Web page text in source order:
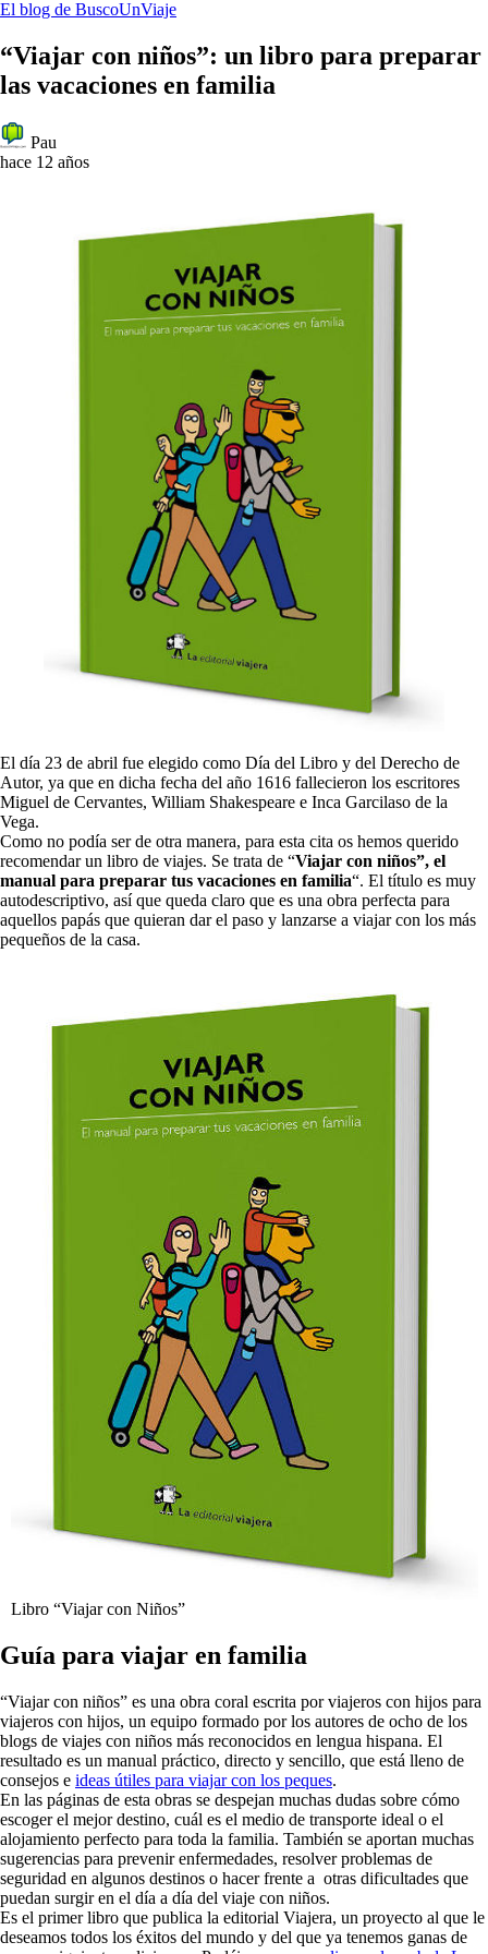
El blog de BuscoUnViaje
“Viajar con niños”: un libro para preparar
las vacaciones en familia
Pau
hace 12 años
El día 23 de abril fue elegido como Día del Libro y del Derecho de
Autor, ya que en dicha fecha del año 1616 fallecieron los escritores
Miguel de Cervantes, William Shakespeare e Inca Garcilaso de la
Vega.
Como no podía ser de otra manera, para esta cita os hemos querido
recomendar un libro de viajes. Se trata de “Viajar con niños”, el
manual para preparar tus vacaciones en familia“. El título es muy
autodescriptivo, así que queda claro que es una obra perfecta para
aquellos papás que quieran dar el paso y lanzarse a viajar con los más
pequeños de la casa.
Libro “Viajar con Niños”
Guía para viajar en familia
“Viajar con niños” es una obra coral escrita por viajeros con hijos para
viajeros con hijos, un equipo formado por los autores de ocho de los
blogs de viajes con niños más reconocidos en lengua hispana. El
resultado es un manual práctico, directo y sencillo, que está lleno de
consejos e ideas útiles para viajar con los peques.
En las páginas de esta obras se despejan muchas dudas sobre cómo
escoger el mejor destino, cuál es el medio de transporte ideal o el
alojamiento perfecto para toda la familia. También se aportan muchas
sugerencias para prevenir enfermedades, resolver problemas de
seguridad en algunos destinos o hacer frente a otras dificultades que
puedan surgir en el día a día del viaje con niños.
Es el primer libro que publica la editorial Viajera, un proyecto al que le
deseamos todos los éxitos del mundo y del que ya tenemos ganas de